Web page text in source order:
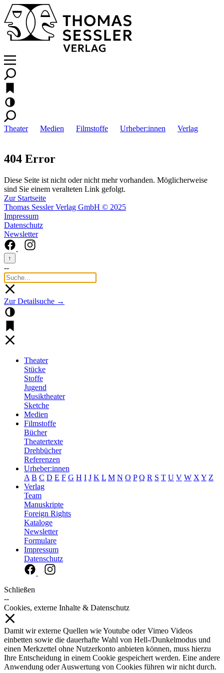
Theater Medien Filmstoffe Urheber:innen Verlag
404 Error
Diese Seite ist nicht oder nicht mehr vorhanden. Möglicherweise
sind Sie einem veralteten Link gefolgt.
Zur Startseite
Thomas Sessler Verlag GmbH © 2025
Impressum
Datenschutz
Newsletter
↑
--
Zur Detailsuche →
Theater
Stücke
Stoffe
Jugend
Musiktheater
Sketche
Medien
Filmstoffe
Bücher
Theatertexte
Drehbücher
Referenzen
Urheber:innen
A B C D E F G H I J K L M N O P Q R S T U V W X Y Z
Verlag
Team
Manuskripte
Foreign Rights
Kataloge
Newsletter
Formulare
Impressum
Datenschutz
Schließen
--
Cookies, externe Inhalte & Datenschutz
Damit wir externe Quellen wie Youtube oder Vimeo Videos
einbetten sowie die dauerhafte Wahl von Hell-/Dunkelmodus und
einen Merkzettel ohne Nutzerkonto anbieten können, muss hierzu
Ihre Entscheidung in einem Cookie gespeichert werden. Eine andere
Anwendung oder Auswertung von Cookies führen wir nicht durch.